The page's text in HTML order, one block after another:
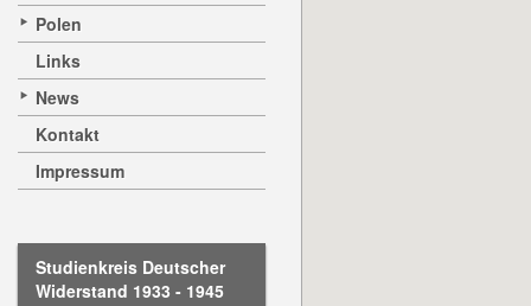
Polen
Links
News
Kontakt
Impressum
Studienkreis Deutscher
Widerstand 1933 - 1945